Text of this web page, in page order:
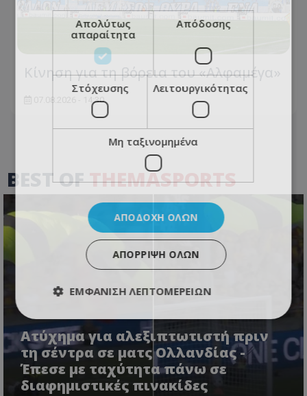
Κίνηση για τη βόρεια του «Αλφαμέγα»
07.08.2026 - 14:30
BEST OFTHEMASPORTS
Ατύχημα για αλεξιπτωτιστή πριν
τη σέντρα σε ματς Ολλανδίας -
Έπεσε με ταχύτητα πάνω σε
διαφημιστικές πινακίδες
Απολύτως
απαραίτητα
Απόδοσης
Στόχευσης Λειτουργικότητας
Μη ταξινομημένα
ΑΠΟΔΟΧΉ ΌΛΩΝ
ΑΠΌΡΡΙΨΗ ΌΛΩΝ
ΕΜΦΆΝΙΣΗ ΛΕΠΤΟΜΕΡΕΙΏΝ